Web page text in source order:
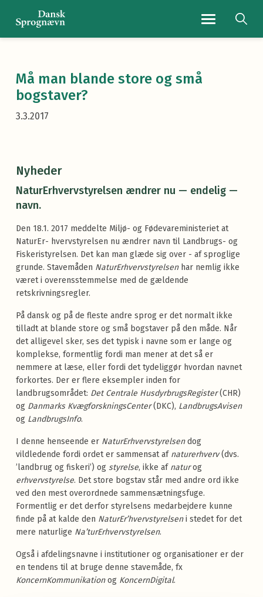
Navigationsmenu
Må man blande store og små
bogstaver?
3.3.2017
Nyheder
NaturErhvervstyrelsen ændrer nu — endelig —
navn.
Den 18.1. 2017 meddelte Miljø- og Fødevareministeriet at
NaturEr- hvervstyrelsen nu ændrer navn til Landbrugs- og
Fiskeristyrelsen. Det kan man glæde sig over - af sproglige
grunde. Stavemåden NaturErhvervstyrelsen har nemlig ikke
været i overensstemmelse med de gældende
retskrivningsregler.
På dansk og på de fleste andre sprog er det normalt ikke
tilladt at blande store og små bogstaver på den måde. Når
det alligevel sker, ses det typisk i navne som er lange og
komplekse, formentlig fordi man mener at det så er
nemmere at læse, eller fordi det tydeliggør hvordan navnet
forkortes. Der er flere eksempler inden for
landbrugsområdet: Det Centrale HusdyrbrugsRegister(CHR)
og Danmarks KvægforskningsCenter(DKC), LandbrugsAvisen
og LandbrugsInfo.
I denne henseende er NaturErhvervstyrelsendog
vildledende fordi ordet er sammensat af naturerhverv(dvs.
’landbrug og fiskeri’) og styrelse, ikke af naturog
erhvervstyrelse. Det store bogstav står med andre ord ikke
ved den mest overordnede sammensætningsfuge.
Formentlig er det derfor styrelsens medarbejdere kunne
finde på at kalde den NaturEr’hvervstyrelseni stedet for det
mere naturlige Na’turErhvervsty­relsen.
Også i afdelingsnavne i institutioner og organisationer er der
en tendens til at bruge denne stavemåde, fx
KoncernKommunikationog KoncernDigital.